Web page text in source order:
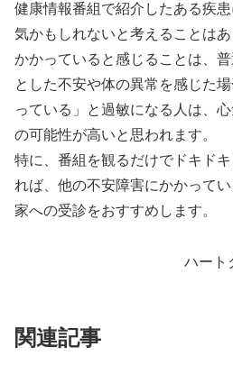
健康情報番組で紹介したある疾
気かもしれないと考えることは
かかっていると感じることは、
とした不安や体の異常を感じた
っている」と過敏になる人は、
の可能性が高いと思われます。
特に、番組を観るだけでドキド
れば、他の不安障害にかかって
家への受診をおすすめします。
ハート
関連記事